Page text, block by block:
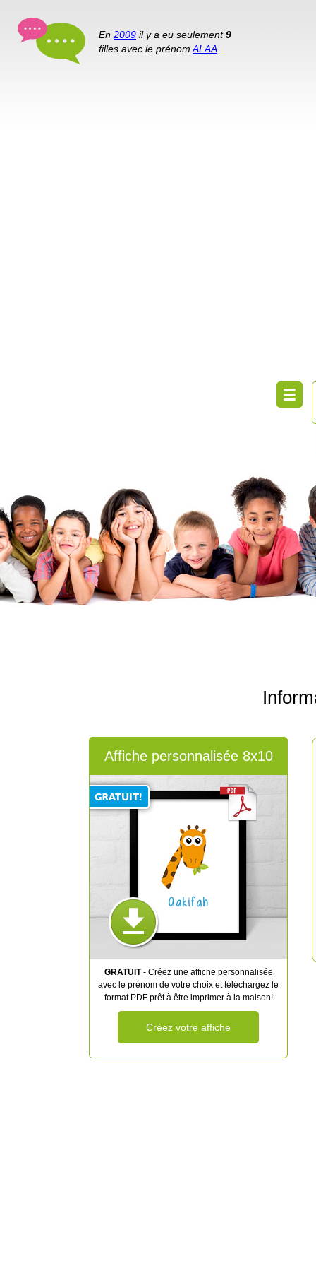
En 2009 il y a eu seulement9
filles avec le prénom ALAA
Affiche personnalisée 8x10
Aakifah
GRATUIT- Créez une affiche personnalisée
avec le prénom de votre choix et téléchargez le
format PDF prêt à être imprimer à la maison!
Créez votre affiche